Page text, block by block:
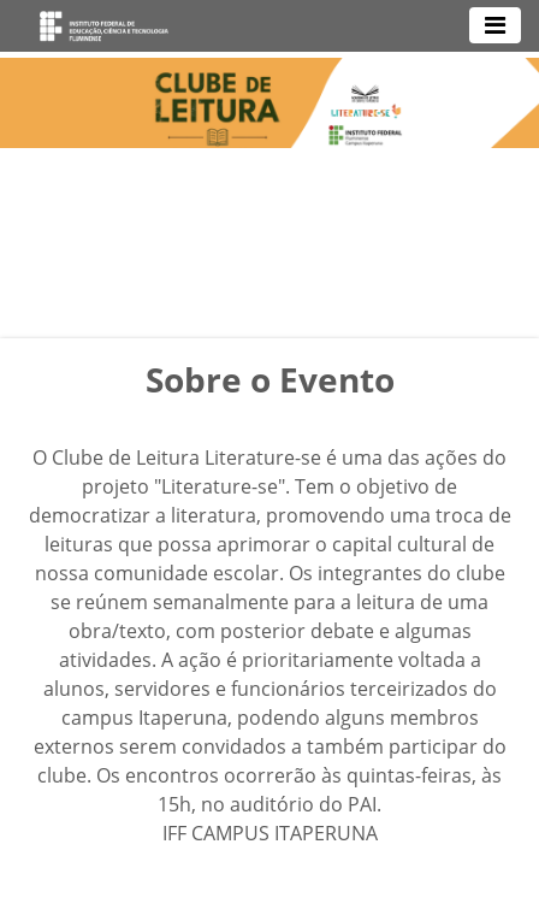
Sobre o Evento
O Clube de Leitura Literature-se é uma das ações do
projeto "Literature-se". Tem o objetivo de
democratizar a literatura, promovendo uma troca de
leituras que possa aprimorar o capital cultural de
nossa comunidade escolar. Os integrantes do clube
se reúnem semanalmente para a leitura de uma
obra/texto, com posterior debate e algumas
atividades. A ação é prioritariamente voltada a
alunos, servidores e funcionários terceirizados do
campus Itaperuna, podendo alguns membros
externos serem convidados a também participar do
clube. Os encontros ocorrerão às quintas-feiras, às
15h, no auditório do PAI.
IFF CAMPUS ITAPERUNA